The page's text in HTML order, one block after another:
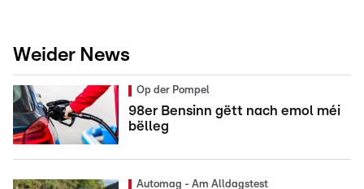
Weider News
Op der Pompel
98er Bensinn gëtt nach emol méi
bëlleg
Automag - Am Alldagstest